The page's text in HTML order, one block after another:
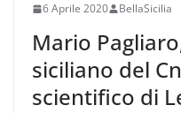
6 Aprile 2020 BellaSicilia
Mario
siciliano del
scientifico di